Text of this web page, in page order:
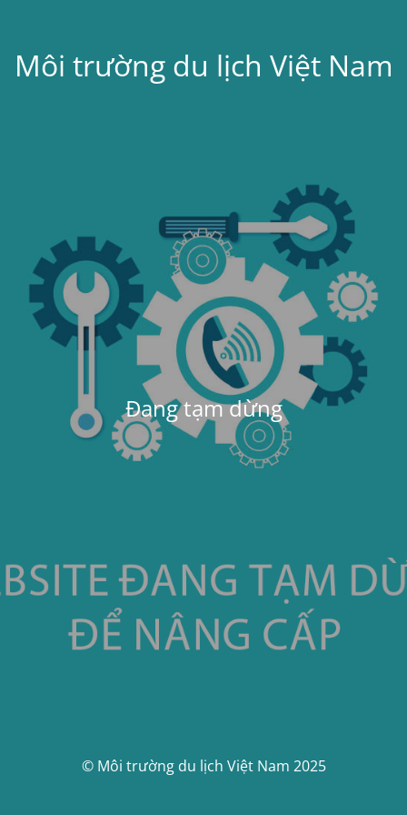
Môi trường du lịch Việt Nam
Đang tạm dừng
© Môi trường du lịch Việt Nam 2025